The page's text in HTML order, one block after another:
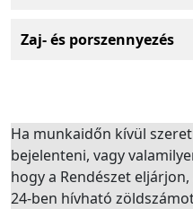
Zaj- és porszennyezés
Ha munkaidőn kívül
bejelenteni, vagy
hogy a Rendészet
24-ben hívható